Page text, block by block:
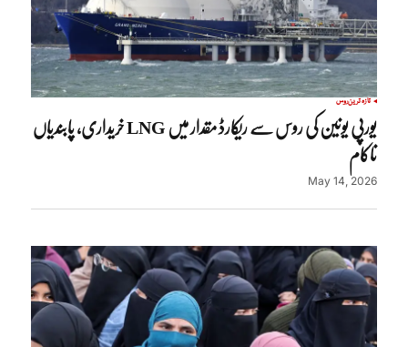
تازہ ترینروس
یورپی یونین کی روس سے ریکارڈ مقدار میں LNG خریداری، پابندیاں
ناکام
May 14, 2026